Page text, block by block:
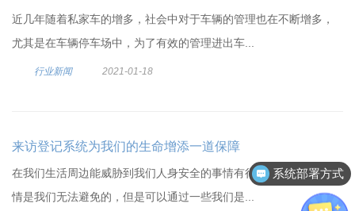
近几年随着私家车的增多，社会中对于车辆的管理也在不断增多，
尤其是在车辆停车场中，为了有效的管理进出车...
行业新闻 2021-01-18
来访登记系统为我们的生命增添一道保障
在我们生活周边能威胁到我们人身安全的事情有很多，虽然一些事
情是我们无法避免的，但是可以通过一些我们是...
系统部署方式